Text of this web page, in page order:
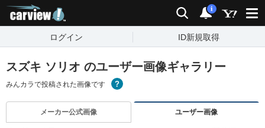
検索 通知
i
ログイン ID新規取得
スズキ ソリオ のユーザー画像ギャラリー
みんカラで投稿された画像です
メーカー公式画像 ユーザー画像